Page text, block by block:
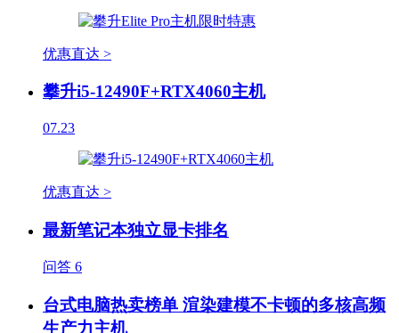
优惠直达 >
攀升i5-12490F+RTX4060主机
07.23
优惠直达 >
最新笔记本独立显卡排名
问答 6
台式电脑热卖榜单 渲染建模不卡顿的多核高频
生产力主机